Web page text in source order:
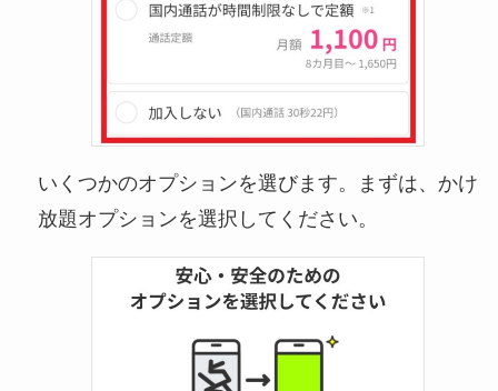
いくつかのオプションを選びます。まずは、かけ
放題オプションを選択してください。